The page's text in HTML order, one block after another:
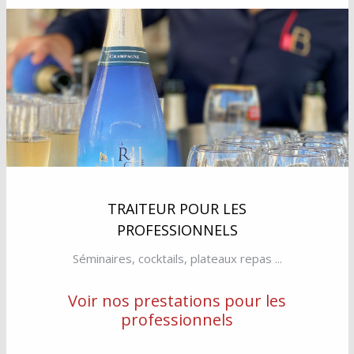
TRAITEUR POUR LES
PROFESSIONNELS
Séminaires, cocktails, plateaux repas ...
Voir nos prestations pour les
professionnels